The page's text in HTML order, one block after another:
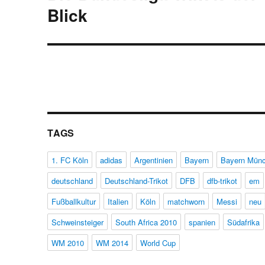
Beitrag:
Blick
TAGS
1. FC Köln adidas Argentinien Bayern Bayern
deutschland
Deutschland-Trikot DFB dfb-trikot em
Fußballkultur
Italien Köln matchworn Messi neu
Schweinsteiger
South Africa 2010 spanien Südafrika
WM 2010
WM 2014 World Cup